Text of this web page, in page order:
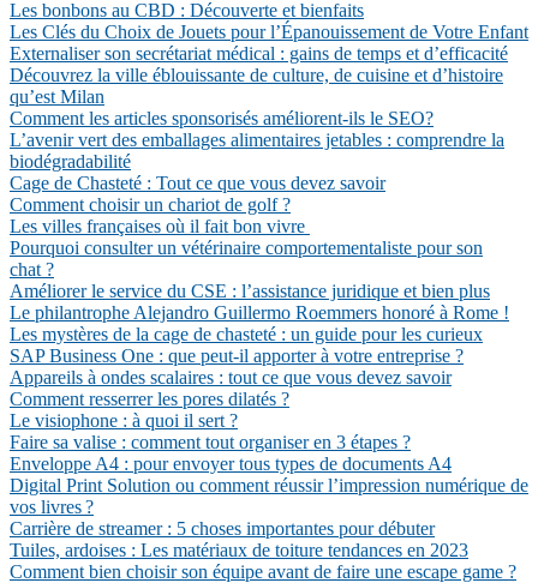
Les bonbons au CBD : Découverte et bienfaits
Les Clés du Choix de Jouets pour l’Épanouissement de Votre Enfant
Externaliser son secrétariat médical : gains de temps et d’efficacité
Découvrez la ville éblouissante de culture, de cuisine et d’histoire
qu’est Milan
Comment les articles sponsorisés améliorent-ils le SEO?
L’avenir vert des emballages alimentaires jetables : comprendre la
biodégradabilité
Cage de Chasteté : Tout ce que vous devez savoir
Comment choisir un chariot de golf ?
Les villes françaises où il fait bon vivre
Pourquoi consulter un vétérinaire comportementaliste pour son
chat ?
Améliorer le service du CSE : l’assistance juridique et bien plus
Le philantrophe Alejandro Guillermo Roemmers honoré à Rome !
Les mystères de la cage de chasteté : un guide pour les curieux
SAP Business One : que peut-il apporter à votre entreprise ?
Appareils à ondes scalaires : tout ce que vous devez savoir
Comment resserrer les pores dilatés ?
Le visiophone : à quoi il sert ?
Faire sa valise : comment tout organiser en 3 étapes ?
Enveloppe A4 : pour envoyer tous types de documents A4
Digital Print Solution ou comment réussir l’impression numérique de
vos livres ?
Carrière de streamer : 5 choses importantes pour débuter
Tuiles, ardoises : Les matériaux de toiture tendances en 2023
Comment bien choisir son équipe avant de faire une escape game ?